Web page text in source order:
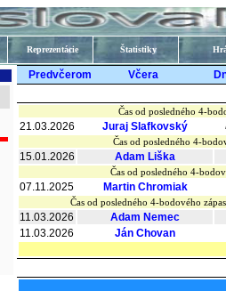
Reprezentácie Štatistiky
Predvčerom Včera
Čas od posledného 4-
21.03.2026 Juraj Slafkovský
Čas od posledného 4-
15.01.2026 Adam Liška
Čas od posledného 4-
07.11.2025 Martin Chromiak
Čas od posledného 4-bodového
11.03.2026
Adam Nemec
11.03.2026
Ján Chovan